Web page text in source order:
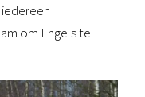
om Engels te